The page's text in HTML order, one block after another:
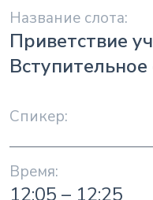
Приветствие
Вступительное
12:05 – 12:25